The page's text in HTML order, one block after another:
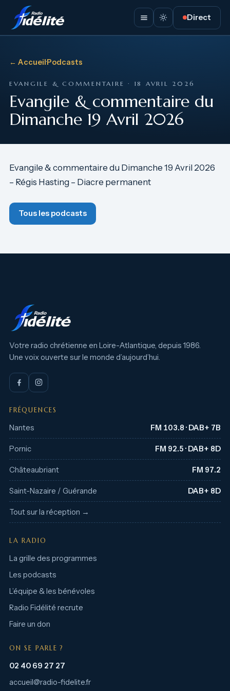
Direct
← Accueil·Podcasts
EVANGILE & COMMENTAIRE · 18 AVRIL 2026
Evangile & commentaire du
Dimanche 19 Avril 2026
Evangile & commentaire du Dimanche 19 Avril 2026
– Régis Hasting – Diacre permanent
Tous les podcasts
Votre radio chrétienne en Loire-Atlantique, depuis 1986.
Une voix ouverte sur le monde d’aujourd’hui.
FRÉQUENCES
Nantes FM 103.8 · DAB+ 7B
Pornic FM 92.5 · DAB+ 8D
Châteaubriant FM 97.2
Saint-Nazaire / Guérande DAB+ 8D
Tout sur la réception →
LA RADIO
La grille des programmes
Les podcasts
L’équipe & les bénévoles
Radio Fidélité recrute
Faire un don
ON SE PARLE ?
02 40 69 27 27
accueil@radio-fidelite.fr